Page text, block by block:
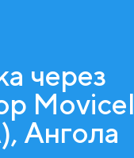
через
Movicel
Ангола